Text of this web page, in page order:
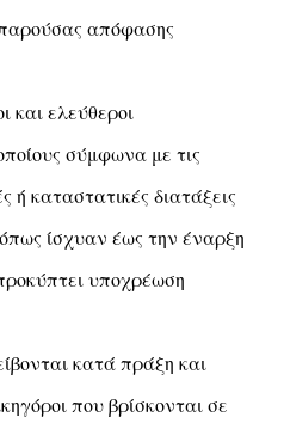
απόφασης
και ελεύθεροι
σύμφωνα με τις
ή καταστατικές διατάξεις
ίσχυαν έως την έναρξη
υποχρέωση
κατά πράξη και
που βρίσκονται σε